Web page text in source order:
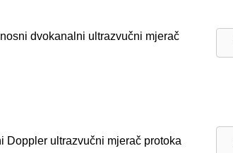
dvokanalni ultrazvučni mjerač
Doppler ultrazvučni mjerač protoka